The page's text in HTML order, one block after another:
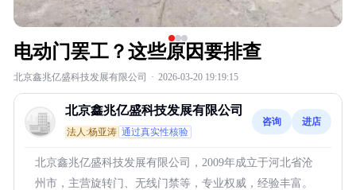
电动门罢工？这些原因要排查
北京鑫兆亿盛科技发展有限公司 · 2026-03-20 19:19:15
北京鑫兆亿盛科技发展有限公司
法人:杨亚涛 通过真实性核验
咨询 进店
北京鑫兆亿盛科技发展有限公司，2009年成立于河北省沧
州市，主营旋转门、无线门禁等，专业权威，经验丰富。